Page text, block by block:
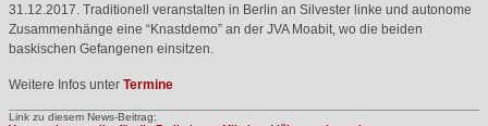
31.12.2017. Traditionell veranstalten in Berlin an Silvester linke und autonome
Zusammenhänge eine “Knastdemo” an der JVAMoabit, wo die beiden
baskischen Gefangenen einsitzen.
Weitere Infos unter Termine
Link zu diesem News-Beitrag: